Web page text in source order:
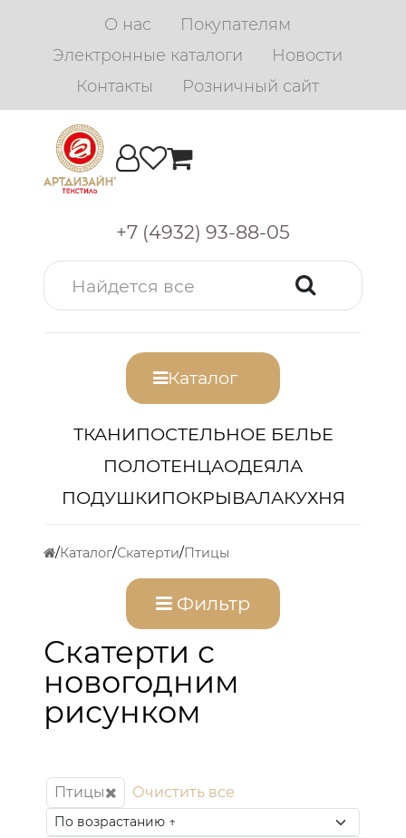
О нас
Покупателям
Электронные каталоги
Новости
Контакты
Розничный сайт
+7 (4932) 93-88-05
Каталог
ТКАНИПОСТЕЛЬНОЕ БЕЛЬЕ
ПОЛОТЕНЦАОДЕЯЛА
ПОДУШКИПОКРЫВАЛАКУХНЯ
Каталог Скатерти Птицы
Фильтр
Скатерти с
новогодним
рисунком
Птицы Очистить все